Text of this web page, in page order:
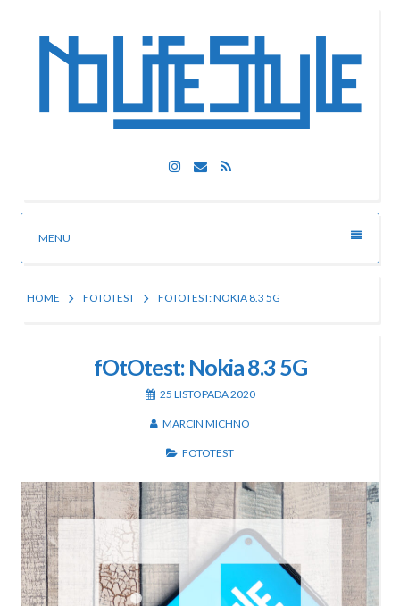
Nolife Style
Technologia, fotografia, rozrywka
Instagram
EmailRSS
MENU
HOME FOTOTEST FOTOTEST: NOKIA 8.3 5G
fOtOtest: Nokia 8.3 5G
25 LISTOPADA 2020
MARCIN MICHNO
FOTOTEST